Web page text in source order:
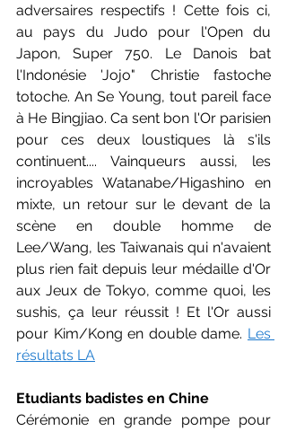
adversaires respectifs ! Cette fois ci,
au pays du Judo pour l'Open du
Japon, Super 750. Le Danois bat
l'Indonésie 'Jojo" Christie fastoche
totoche. An Se Young, tout pareil face
à He Bingjiao. Ca sent bon l'Or parisien
pour ces deux loustiques là s'ils
continuent.... Vainqueurs aussi, les
incroyables Watanabe/Higashino en
mixte, un retour sur le devant de la
scène en double homme de
Lee/Wang, les Taiwanais qui n'avaient
plus rien fait depuis leur médaille d'Or
aux Jeux de Tokyo, comme quoi, les
sushis, ça leur réussit ! Et l'Or aussi
pour Kim/Kong en double dame. Les
résultats LA
Etudiants badistes en Chine
Cérémonie en grande pompe pour